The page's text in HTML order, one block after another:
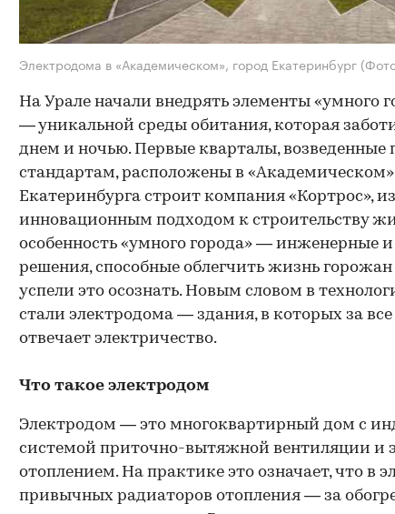
Электродома в «Академическом», город Екатеринбург
На Урале начали внедрять элементы «умного
— уникальной среды обитания, которая
днем и ночью. Первые кварталы, возведенные
стандартам, расположены в
Екатеринбурга строит компания «Кортрос»,
инновационным подходом к строительству
особенность «умного города» — инженерные
решения, способные облегчить жизнь горожан
успели это осознать. Новым словом в
стали электродома — здания, в которых за
отвечает электричество.
Что такое электродом
Электродом — это многоквартирный дом с
системой приточно-вытяжной вентиляции и
отоплением. На практике это означает, что в
привычных радиаторов отопления — за